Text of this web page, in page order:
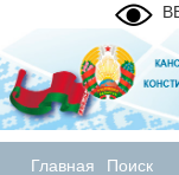
Главная Поиск